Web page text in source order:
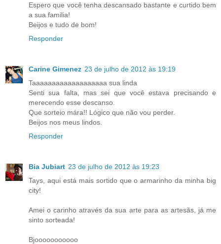
Espero que você tenha descansado bastante e curtido bem
a sua familia!
Beijos e tudo de bom!
Responder
Carine Gimenez 23 de julho de 2012 às 19:19
Taaaaaaaaaaaaaaaaaaa sua linda
Senti sua falta, mas sei que você estava precisando e
merecendo esse descanso.
Que sorteio mára!! Lógico que não vou perder.
Beijos nos meus lindos.
Responder
Bia Jubiart 23 de julho de 2012 às 19:23
Tays, aqui está mais sortido que o armarinho da minha big
city!
Amei o carinho através da sua arte para as artesãs, já me
sinto sorteada!
Bjooooooooooo